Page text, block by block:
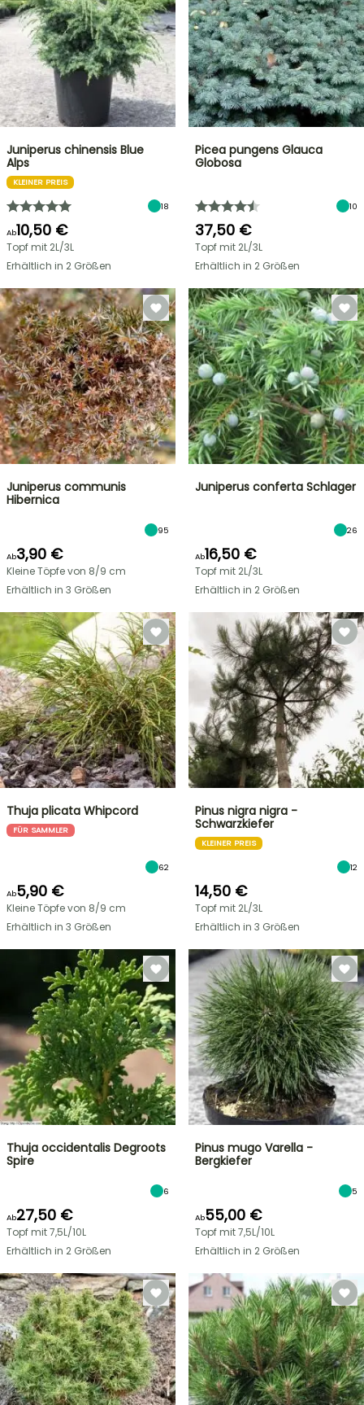
Juniperus chinensis Blue
Alps
KLEINER PREIS
18
Ab10,50 €
Topf mit 2L/3L
Erhältlich in 2 Größen
Picea pungens Glauca
Globosa
10
37,50 €
Topf mit 2L/3L
Erhältlich in 2 Größen
Juniperus communis
Hibernica
95
Ab3,90 €
Kleine Töpfe von 8/9 cm
Erhältlich in 3 Größen
Juniperus conferta Schlager
26
Ab16,50 €
Topf mit 2L/3L
Erhältlich in 2 Größen
Thuja plicata Whipcord
FÜR SAMMLER
62
Ab5,90 €
Kleine Töpfe von 8/9 cm
Erhältlich in 3 Größen
Pinus nigra nigra -
Schwarzkiefer
KLEINER PREIS
12
14,50 €
Topf mit 2L/3L
Erhältlich in 3 Größen
Thuja occidentalis Degroots
Spire
6
Ab27,50 €
Topf mit 7,5L/10L
Erhältlich in 2 Größen
Pinus mugo Varella -
Bergkiefer
5
Ab55,00 €
Topf mit 7,5L/10L
Erhältlich in 2 Größen